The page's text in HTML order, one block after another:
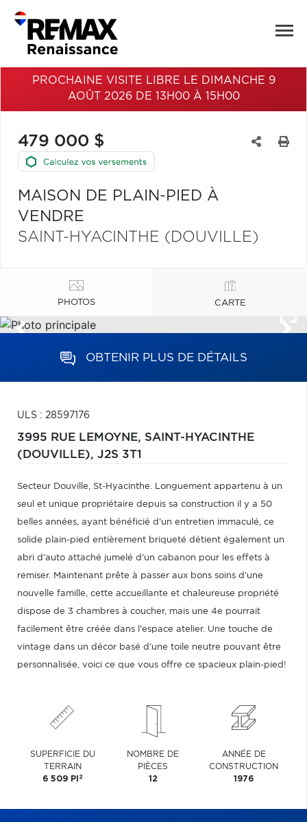
PROCHAINE VISITE LIBRE LE DIMANCHE 9
AOÛT 2026 DE 13H00 À 15H00
479 000 $
MAISON DE PLAIN-PIED À
VENDRE
SAINT-HYACINTHE (DOUVILLE)
PHOTOS CARTE
OBTENIR PLUS DE DÉTAILS
ULS : 28597176
3995 RUE LEMOYNE, SAINT-HYACINTHE
(DOUVILLE), J2S 3T1
Secteur Douville, St-Hyacinthe. Longuement appartenu à un
seul et unique propriétaire depuis sa construction il y a 50
belles années, ayant bénéficié d'un entretien immaculé, ce
solide plain-pied entièrement briqueté détient également un
abri d'auto attaché jumelé d'un cabanon pour les effets à
remiser. Maintenant prête à passer aux bons soins d'une
nouvelle famille, cette accueillante et chaleureuse propriété
dispose de 3 chambres à coucher, mais une 4e pourrait
facilement être créée dans l'espace atelier. Une touche de
vintage dans un décor basé d'une toile neutre pouvant être
personnalisée, voici ce que vous offre ce spacieux plain-pied!
SUPERFICIE DU
TERRAIN
6 509 PI 2
NOMBRE DE
PIÈCES
12
ANNÉE DE
CONSTRUCTION
1976